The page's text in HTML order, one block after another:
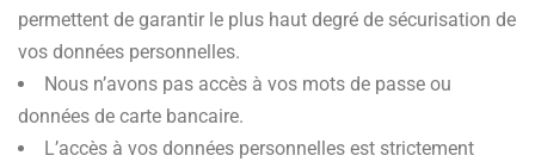
permettent de garantir le plus haut degré de sécurisation de
vos données personnelles.
Nous n’avons pas accès à vos mots de passe ou
données de carte bancaire.
L’accès à vos données personnelles est strictement